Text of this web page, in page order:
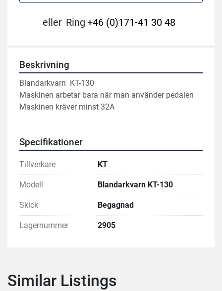
eller Ring +46 (0)171-41 30 48
Beskrivning
Blandarkvarn  KT-130
Maskinen arbetar bara när man använder pedalen
Maskinen kräver minst 32A
Specifikationer
Tillverkare KT
Modell Blandarkvarn KT-130
Skick Begagnad
Lagernummer 2905
Similar Listings